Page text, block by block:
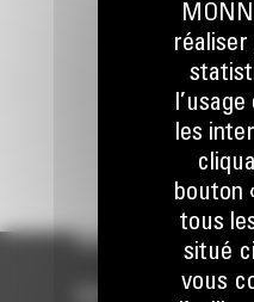
ENVOYER
WHAT’S NEW?
NOS RÉFÉRENCES
réaliser
les
bouton
tous
situé
vous